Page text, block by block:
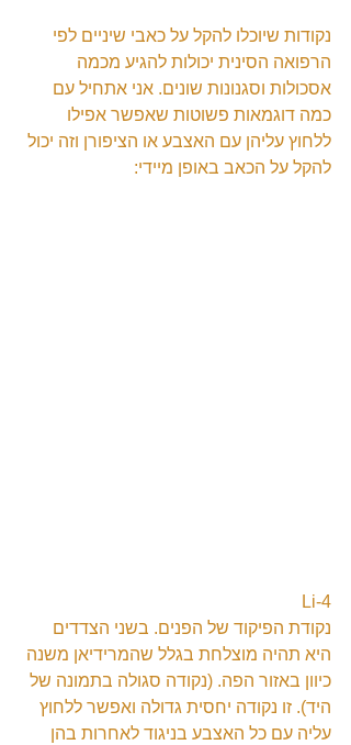
נקודות שיוכלו להקל על כאבי שיניים לפי
הרפואה הסינית יכולות להגיע מכמה
אסכולות וסגנונות שונים. אני אתחיל עם
כמה דוגמאות פשוטות שאפשר אפילו
ללחוץ עליהן עם האצבע או הציפורן וזה יכול
להקל על הכאב באופן מיידי:
Li-4
נקודת הפיקוד של הפנים. בשני הצדדים
היא תהיה מוצלחת בגלל שהמרידיאן משנה
כיוון באזור הפה. (נקודה סגולה בתמונה של
היד). זו נקודה יחסית גדולה ואפשר ללחוץ
עליה עם כל האצבע בניגוד לאחרות בהן